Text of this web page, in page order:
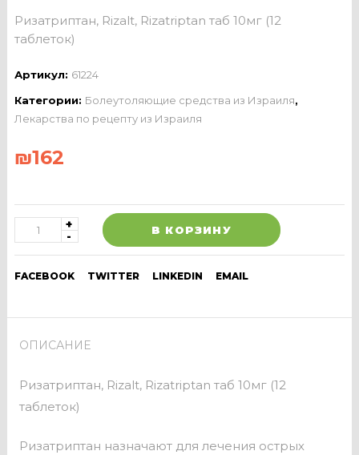
Ризатриптан, Rizalt, Rizatriptan таб 10мг (12
таблеток)
Артикул: 61224
Категории: Болеутоляющие средства из Израиля,
Лекарства по рецепту из Израиля
₪162
В КОРЗИНУ
FACEBOOK TWITTER LINKEDIN EMAIL
ОПИСАНИЕ
Ризатриптан, Rizalt, Rizatriptan таб 10мг (12
таблеток)
Ризатриптан назначают для лечения острых